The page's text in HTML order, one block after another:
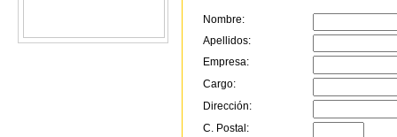
Nombre:
Apellidos:
Empresa:
Cargo:
Dirección:
C. Postal: